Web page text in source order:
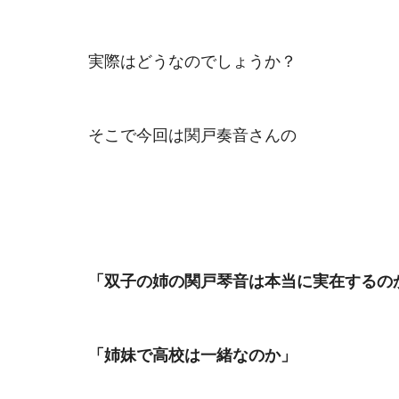
実際はどうなのでしょうか？
そこで今回は関戸奏音さんの
「 双子の姉の関戸琴音は本当に実在するの
「姉妹で高校は一緒なのか」